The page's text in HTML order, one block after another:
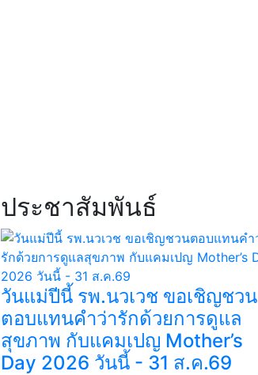
ประชาสัมพันธ์
วันแม่ปีนี้ รพ.นวเวช ขอเชิญชวน
ตอบแทนคำว่ารักด้วยการดูแล
สุขภาพ กับแคมเปญ Mother’s
Day 2026 วันนี้ - 31 ส.ค.69